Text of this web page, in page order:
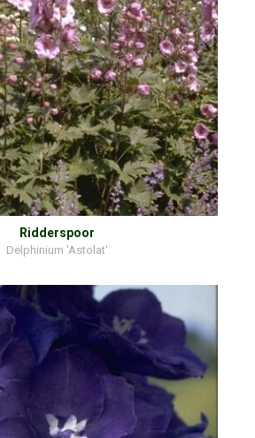
Ridderspoor
Delphinium 'Astolat'